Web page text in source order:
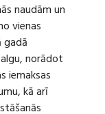
naudām un
vienas
gadā
norādot
iemaksas
kā arī